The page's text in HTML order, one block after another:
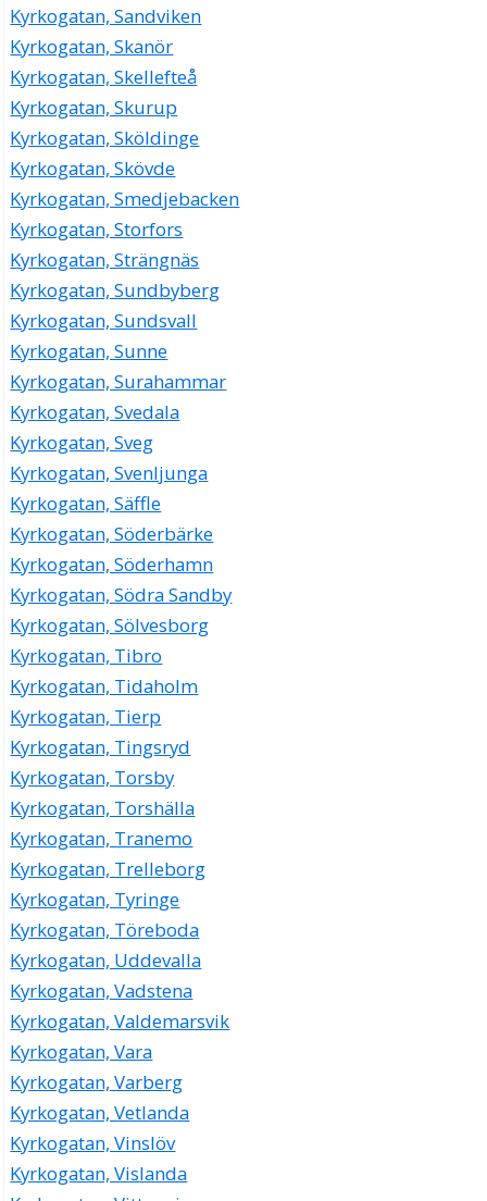
Kyrkogatan, Sandviken
Kyrkogatan, Skanör
Kyrkogatan, Skellefteå
Kyrkogatan, Skurup
Kyrkogatan, Sköldinge
Kyrkogatan, Skövde
Kyrkogatan, Smedjebacken
Kyrkogatan, Storfors
Kyrkogatan, Strängnäs
Kyrkogatan, Sundbyberg
Kyrkogatan, Sundsvall
Kyrkogatan, Sunne
Kyrkogatan, Surahammar
Kyrkogatan, Svedala
Kyrkogatan, Sveg
Kyrkogatan, Svenljunga
Kyrkogatan, Säffle
Kyrkogatan, Söderbärke
Kyrkogatan, Söderhamn
Kyrkogatan, Södra Sandby
Kyrkogatan, Sölvesborg
Kyrkogatan, Tibro
Kyrkogatan, Tidaholm
Kyrkogatan, Tierp
Kyrkogatan, Tingsryd
Kyrkogatan, Torsby
Kyrkogatan, Torshälla
Kyrkogatan, Tranemo
Kyrkogatan, Trelleborg
Kyrkogatan, Tyringe
Kyrkogatan, Töreboda
Kyrkogatan, Uddevalla
Kyrkogatan, Vadstena
Kyrkogatan, Valdemarsvik
Kyrkogatan, Vara
Kyrkogatan, Varberg
Kyrkogatan, Vetlanda
Kyrkogatan, Vinslöv
Kyrkogatan, Vislanda